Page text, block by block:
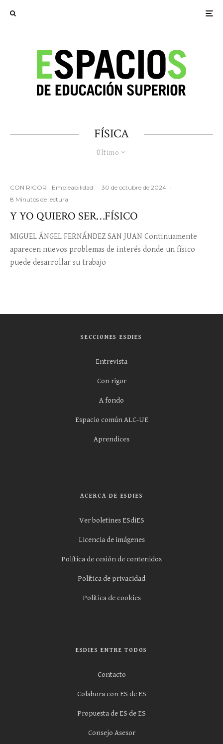
FÍSICA
Último
CON RIGOR Empleabilidad · 30 de octubre de 2024 ·
8 Minutos de lectura
Y YO QUIERO SER…FÍSICO
MIGUEL ÁNGEL FERNÁNDEZ SAN JUAN Continuamente
aparecen nuevos problemas de interés donde un físico
puede desarrollar su trabajo
SECCIONES ESDIES
Entrevista
Con rigor
A fondo
Espacio común ALC-UE
Aprendices
ACERCA DE ESDIES
Ver boletines ESdiES
Licencia de imágenes
Política de cesión de contenidos
Política de privacidad
Política de cookies
ESDIES ENTRE TODOS
Contacto
Colabora con ES de ES
Propuesta de ES de ES
Consejo Asesor